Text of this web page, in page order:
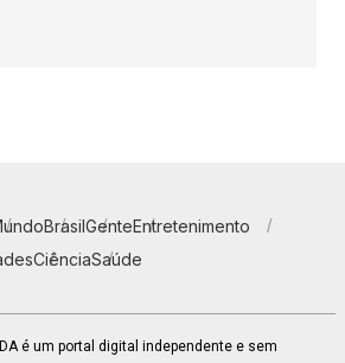
BrasilGenteEntretenimento
CiênciaSaúde
é um portal digital independente e sem